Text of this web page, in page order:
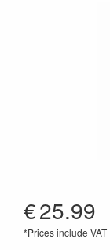
€25.99
*Prices include VAT